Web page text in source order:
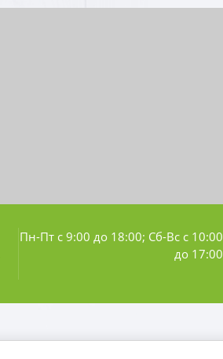
Пн-Пт с 9:00 до 18:00; Сб-Вс с 10:00
до 17:00